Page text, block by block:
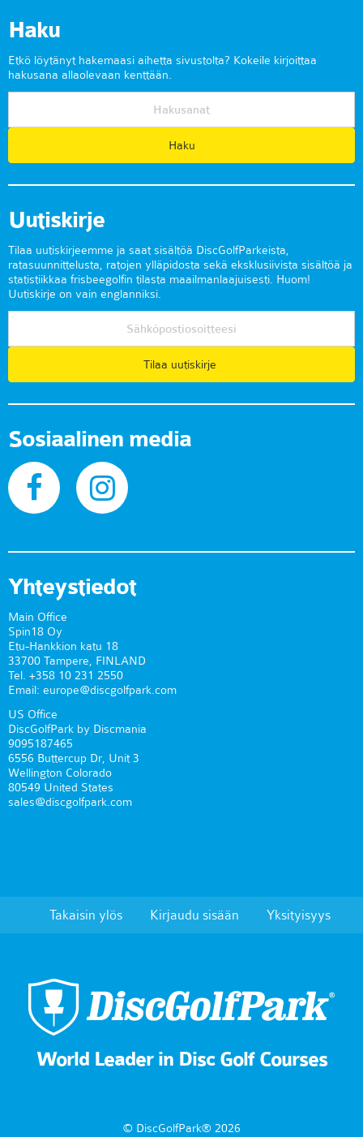
Haku
Etkö löytänyt hakemaasi aihetta sivustolta? Kokeile kirjoittaa
hakusana allaolevaan kenttään.
Uutiskirje
Tilaa uutiskirjeemme ja saat sisältöä DiscGolfParkeista,
ratasuunnittelusta, ratojen ylläpidosta sekä eksklusiivista sisältöä ja
statistiikkaa frisbeegolfin tilasta maailmanlaajuisesti. Huom!
Uutiskirje on vain englanniksi.
Tilaa uutiskirje
Sosiaalinen media
Yhteystiedot
Main Office
Spin18 Oy
Etu-Hankkion katu 18
33700 Tampere, FINLAND
Tel. +358 10 231 2550
Email: europe@discgolfpark.com
US Office
DiscGolfPark by Discmania
9095187465
6556 Buttercup Dr, Unit 3
Wellington Colorado
80549 United States
sales@discgolfpark.com
Takaisin ylös Kirjaudu sisään Yksityisyys
World Leader in Disc Golf Courses
© DiscGolfPark® 2026